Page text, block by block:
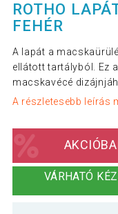
ROTHO
FEHÉR
A lapát a
ellátott tartályból. Ez
macskavécé
A részletesebb leírás
VÁRHATÓ